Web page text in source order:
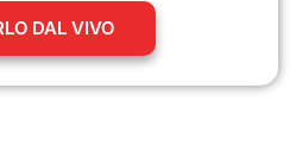
DAL VIVO